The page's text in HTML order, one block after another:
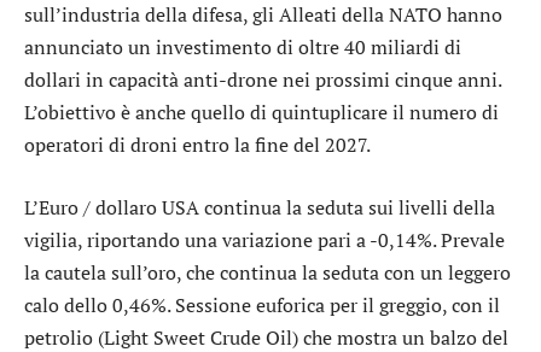
sull’industria della difesa, gli Alleati della NATO hanno
annunciato un investimento di oltre 40 miliardi di
dollari in capacità anti-drone nei prossimi cinque anni.
L’obiettivo è anche quello di quintuplicare il numero di
operatori di droni entro la fine del 2027.
L’Euro / dollaro USAcontinua la seduta sui livelli della
vigilia, riportando una variazione pari a -0,14%. Prevale
la cautela sull’oro, che continua la seduta con un leggero
calo dello 0,46%. Sessione euforica per il greggio, con il
petrolio (Light Sweet Crude Oil) che mostra un balzo del